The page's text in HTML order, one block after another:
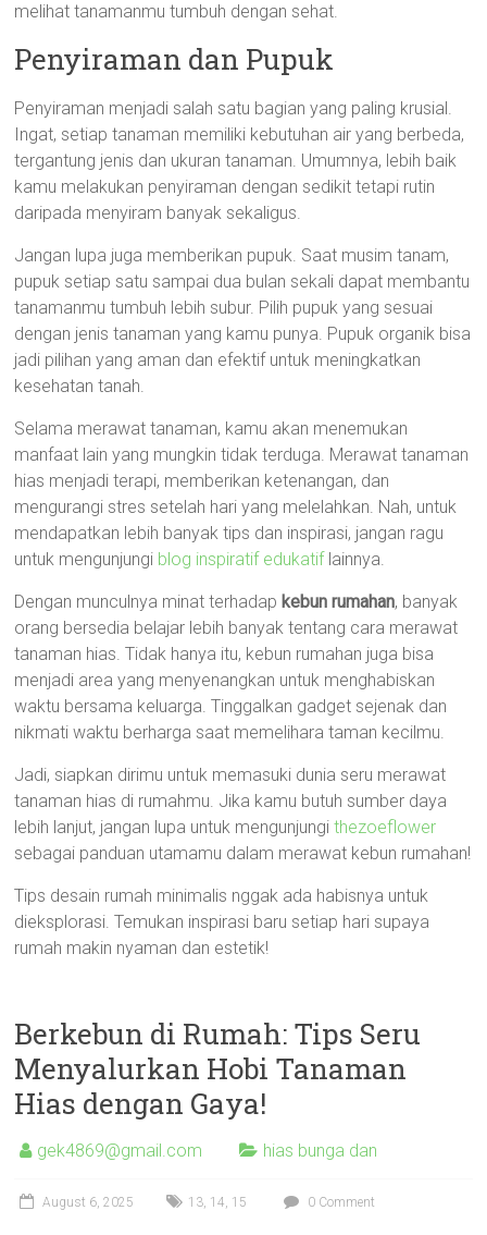
melihat tanamanmu tumbuh dengan sehat.
Penyiraman dan Pupuk
Penyiraman menjadi salah satu bagian yang paling krusial.
Ingat, setiap tanaman memiliki kebutuhan air yang berbeda,
tergantung jenis dan ukuran tanaman. Umumnya, lebih baik
kamu melakukan penyiraman dengan sedikit tetapi rutin
daripada menyiram banyak sekaligus.
Jangan lupa juga memberikan pupuk. Saat musim tanam,
pupuk setiap satu sampai dua bulan sekali dapat membantu
tanamanmu tumbuh lebih subur. Pilih pupuk yang sesuai
dengan jenis tanaman yang kamu punya. Pupuk organik bisa
jadi pilihan yang aman dan efektif untuk meningkatkan
kesehatan tanah.
Selama merawat tanaman, kamu akan menemukan
manfaat lain yang mungkin tidak terduga. Merawat tanaman
hias menjadi terapi, memberikan ketenangan, dan
mengurangi stres setelah hari yang melelahkan. Nah, untuk
mendapatkan lebih banyak tips dan inspirasi, jangan ragu
untuk mengunjungi blog inspiratif edukatiflainnya.
Dengan munculnya minat terhadap kebun rumahan, banyak
orang bersedia belajar lebih banyak tentang cara merawat
tanaman hias. Tidak hanya itu, kebun rumahan juga bisa
menjadi area yang menyenangkan untuk menghabiskan
waktu bersama keluarga. Tinggalkan gadget sejenak dan
nikmati waktu berharga saat memelihara taman kecilmu.
Jadi, siapkan dirimu untuk memasuki dunia seru merawat
tanaman hias di rumahmu. Jika kamu butuh sumber daya
lebih lanjut, jangan lupa untuk mengunjungithezoeflower
sebagai panduan utamamu dalam merawat kebun rumahan!
Tips desain rumah minimalis nggak ada habisnya untuk
dieksplorasi. Temukan inspirasi baru setiap hari supaya
rumah makin nyaman dan estetik!
Berkebun di Rumah: Tips Seru
Menyalurkan Hobi Tanaman
Hias dengan Gaya!
gek4869@gmail.com hias bunga dan
August 6, 2025 13, 14, 15 0 Comment